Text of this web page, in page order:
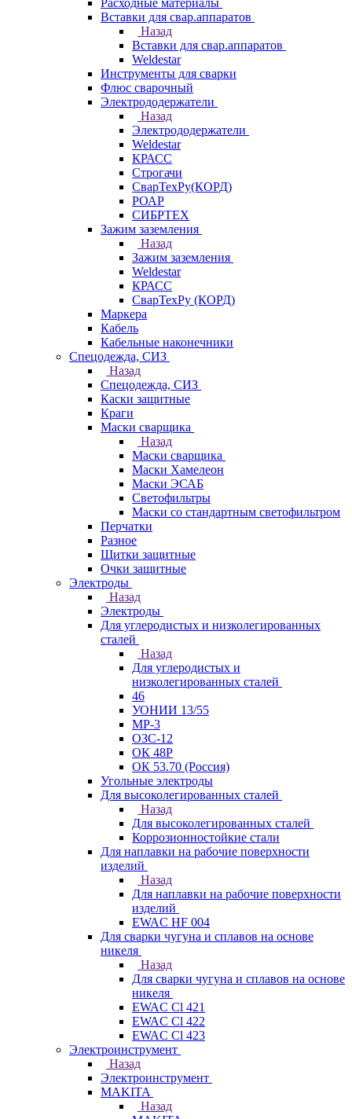
Расходные материалы
Вставки для свар.аппаратов
Назад
Вставки для свар.аппаратов
Weldestar
Инструменты для сварки
Флюс сварочный
Электрододержатели
Назад
Электрододержатели
Weldestar
КРАСС
Строгачи
СварТехРу(КОРД)
РОАР
СИБРТЕХ
Зажим заземления
Назад
Зажим заземления
Weldestar
КРАСС
СварТехРу (КОРД)
Маркера
Кабель
Кабельные наконечники
Спецодежда, СИЗ
Назад
Спецодежда, СИЗ
Каски защитные
Краги
Маски сварщика
Назад
Маски сварщика
Маски Хамелеон
Маски ЭСАБ
Светофильтры
Маски со стандартным светофильтром
Перчатки
Разное
Щитки защитные
Очки защитные
Электроды
Назад
Электроды
Для углеродистых и низколегированных
сталей
Назад
Для углеродистых и
низколегированных сталей
46
УОНИИ 13/55
МР-3
ОЗС-12
ОК 48Р
ОК 53.70 (Россия)
Угольные электроды
Для высоколегированных сталей
Назад
Для высоколегированных сталей
Коррозионностойкие стали
Для наплавки на рабочие поверхности
изделий
Назад
Для наплавки на рабочие поверхности
изделий
EWAC HF 004
Для сварки чугуна и сплавов на основе
никеля
Назад
Для сварки чугуна и сплавов на основе
никеля
EWAC Cl 421
EWAC Cl 422
EWAC Cl 423
Электроинструмент
Назад
Электроинструмент
МAKITA
Назад